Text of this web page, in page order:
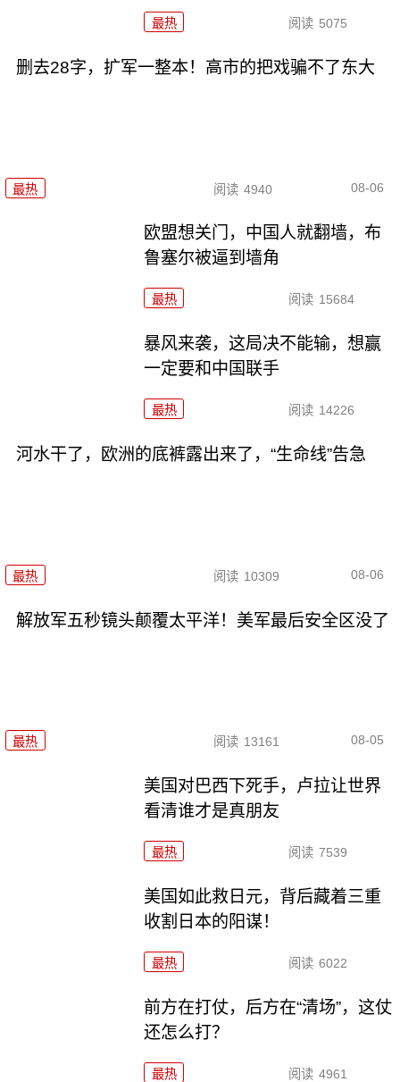
最热 阅读 5075
删去28字，扩军一整本！高市的把戏骗不了东大
最热 阅读 4940 08-06
欧盟想关门，中国人就翻墙，布
鲁塞尔被逼到墙角
最热 阅读 15684
暴风来袭，这局决不能输，想赢
一定要和中国联手
最热 阅读 14226
河水干了，欧洲的底裤露出来了，“生命线”告急
最热 阅读 10309 08-06
解放军五秒镜头颠覆太平洋！美军最后安全区没了
最热 阅读 13161 08-05
美国对巴西下死手，卢拉让世界
看清谁才是真朋友
最热 阅读 7539
美国如此救日元，背后藏着三重
收割日本的阳谋！
最热 阅读 6022
前方在打仗，后方在“清场”，这仗
还怎么打？
最热 阅读 4961